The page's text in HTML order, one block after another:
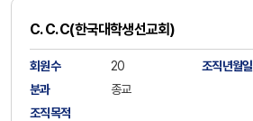
C. C. C(한국대학생선교회)
회원수 20 조직년월일
분과
종교
조직목적